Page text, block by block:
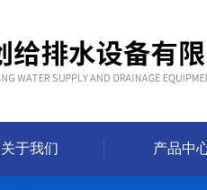
关于我们 产品中